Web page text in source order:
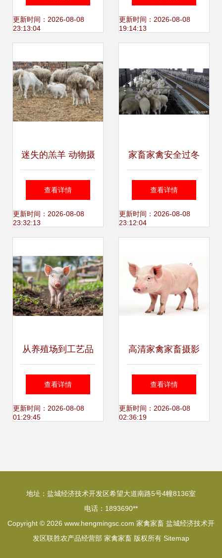
更新时间：2026-08-08
23:13:04
计，探寻家禽家畜
更新时间：2026-08-08
19:14:13
迷失的羔羊 动物摄
影视角下的家禽家
畜及其深层寓意
查看详情
更新时间：2026-08-08
23:32:13
家畜家禽安全过冬
攻略 关注这些关键
点，轻松应对寒冬
查看详情
更新时间：2026-08-08
23:12:04
从养殖场到工艺品
家禽家畜摄影的艺
术价值与应用
查看详情
更新时间：2026-08-08
01:29:45
高清家禽家畜摄影
图下载指南 探寻源
头之美
查看详情
更新时间：2026-08-08
02:36:19
地址：盐城经济技术开发区希望大道南路5号4幢8136室
电话：1893690**
Copyright © 2026 www.hengmingsc.com 家禽家畜 盐城经济技术开
发区联胜农产品经营部 家禽家畜 版权所有 Sitemap